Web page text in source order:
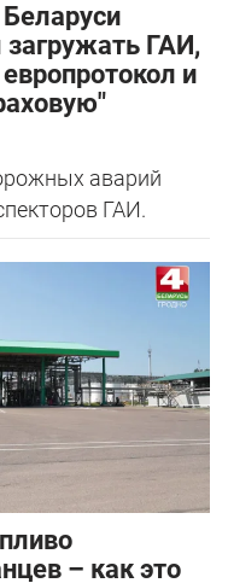
ГАИ,
и
аварий
ГАИ.
– как это